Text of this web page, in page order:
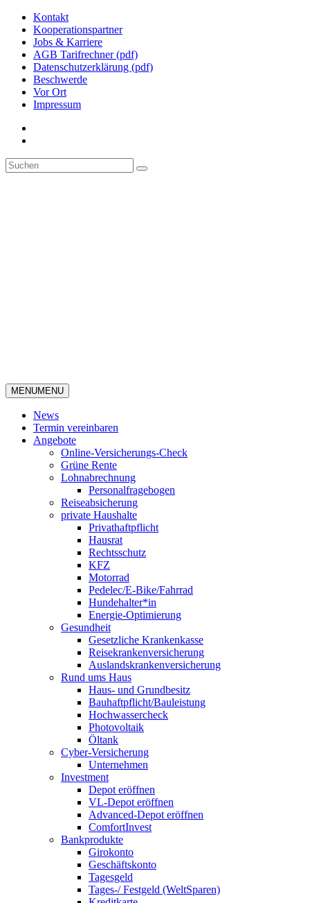
Kontakt
Kooperationspartner
Jobs & Karriere
AGB Tarifrechner (pdf)
Datenschutzerklärung (pdf)
Beschwerde
Vor Ort
Impressum
MENUMENU
News
Termin vereinbaren
Angebote
Online-Versicherungs-Check
Grüne Rente
Lohnabrechnung
Personalfragebogen
Reiseabsicherung
private Haushalte
Privathaftpflicht
Hausrat
Rechtsschutz
KFZ
Motorrad
Pedelec/E-Bike/Fahrrad
Hundehalter*in
Energie-Optimierung
Gesundheit
Gesetzliche Krankenkasse
Reisekrankenversicherung
Auslandskrankenversicherung
Rund ums Haus
Haus- und Grundbesitz
Bauhaftpflicht/Bauleistung
Hochwassercheck
Photovoltaik
Öltank
Cyber-Versicherung
Unternehmen
Investment
Depot eröffnen
VL-Depot eröffnen
Advanced-Depot eröffnen
ComfortInvest
Bankprodukte
Girokonto
Geschäftskonto
Tagesgeld
Tages-/ Festgeld (WeltSparen)